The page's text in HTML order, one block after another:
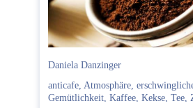
Daniela Danzinger
anticafe, Atmosphäre,
Gemütlichkeit, Kaffee, Kekse, Tee,